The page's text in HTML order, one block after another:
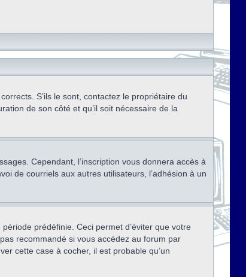
S’ils le sont, contactez le propriétaire du
de son côté et qu’il soit nécessaire de la
Cependant, l’inscription vous donnera accès à
de courriels aux autres utilisateurs, l’adhésion à un
prédéfinie. Ceci permet d’éviter que votre
recommandé si vous accédez au forum par
cette case à cocher, il est probable qu’un